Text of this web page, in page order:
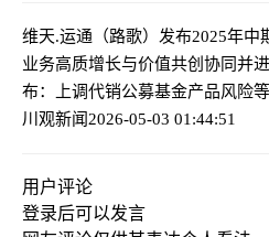
维天.运通（路歌）发布2025年中
业务高质增长与价值共创协同并进
布：上调代销公募基金产品风险
川观新闻2026-05-03 01:44:51
用户评论
登录后可以发言